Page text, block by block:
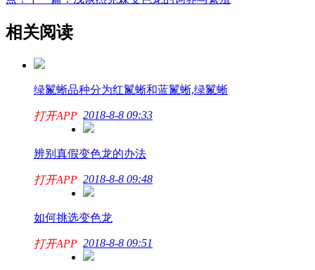
相关阅读
绿鬣蜥品种分为红鬣蜥和蓝鬣蜥,绿鬣蜥
2018-8-8 09:33
打开APP
辨别真假变色龙的办法
2018-8-8 09:48
打开APP
如何挑选变色龙
2018-8-8 09:51
打开APP